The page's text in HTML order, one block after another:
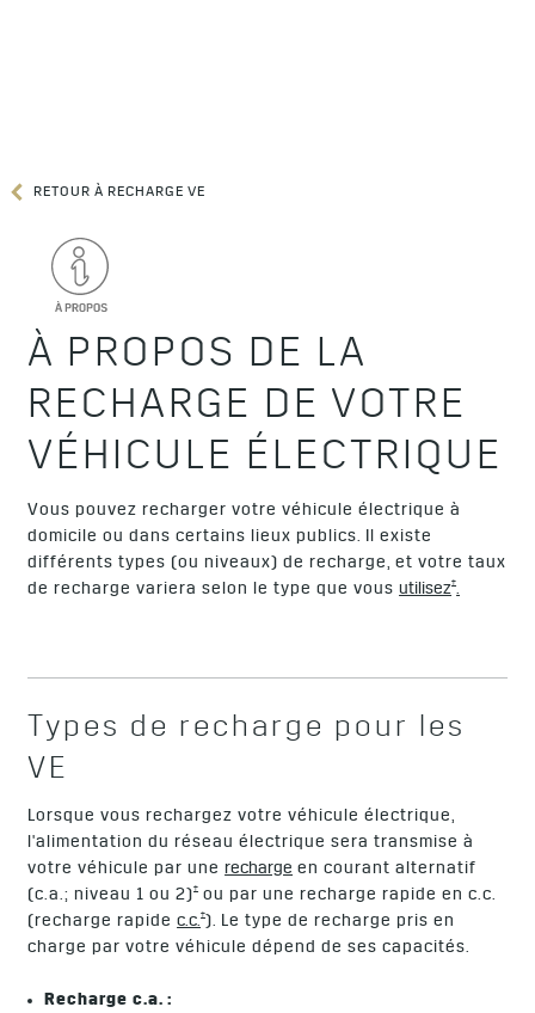
RETOUR À RECHARGE VE
À PROPOS DE LA
RECHARGE DE VOTRE
VÉHICULE ÉLECTRIQUE
Vous pouvez recharger votre véhicule électrique à
domicile ou dans certains lieux publics. Il existe
différents types (ou niveaux) de recharge, et votre taux
de recharge variera selon le type que vousutilisez†.
Types de recharge pour les
VE
Lorsque vous rechargez votre véhicule électrique,
l'alimentation du réseau électrique sera transmise à
votre véhicule par unerecharge en courant alternatif
(c.a.; niveau 1 ou 2)†
ou par une recharge rapide en c.c.
(recharge rapidec.c.†). Le type de recharge pris en
charge par votre véhicule dépend de ses capacités.
Recharge c.a. :